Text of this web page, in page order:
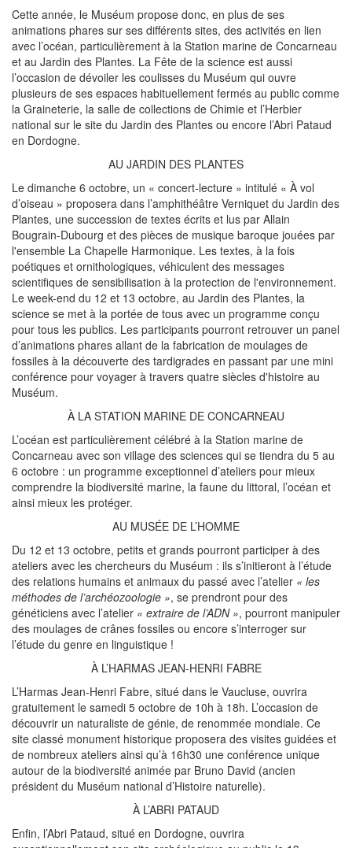
Cette année, le Muséum propose donc, en plus de ses
animations phares sur ses différents sites, des activités en lien
avec l’océan, particulièrement à la Station marine de Concarneau
et au Jardin des Plantes. La Fête de la science est aussi
l’occasion de dévoiler les coulisses du Muséum qui ouvre
plusieurs de ses espaces habituellement fermés au public comme
la Graineterie, la salle de collections de Chimie et l’Herbier
national sur le site du Jardin des Plantes ou encore l’Abri Pataud
en Dordogne.
AU JARDIN DES PLANTES
Le dimanche 6 octobre, un « concert-lecture » intitulé « À vol
d’oiseau » proposera dans l’amphithéâtre Verniquet du Jardin des
Plantes, une succession de textes écrits et lus par Allain
Bougrain-Dubourg et des pièces de musique baroque jouées par
l'ensemble La Chapelle Harmonique. Les textes, à la fois
poétiques et ornithologiques, véhiculent des messages
scientifiques de sensibilisation à la protection de l'environnement.
Le week-end du 12 et 13 octobre, au Jardin des Plantes, la
science se met à la portée de tous avec un programme conçu
pour tous les publics. Les participants pourront retrouver un panel
d’animations phares allant de la fabrication de moulages de
fossiles à la découverte des tardigrades en passant par une mini
conférence pour voyager à travers quatre siècles d'histoire au
Muséum.
À LA STATION MARINE DE CONCARNEAU
L’océan est particulièrement célébré à la Station marine de
Concarneau avec son village des sciences qui se tiendra du 5 au
6 octobre : un programme exceptionnel d’ateliers pour mieux
comprendre la biodiversité marine, la faune du littoral, l’océan et
ainsi mieux les protéger.
AU MUSÉE DE L’HOMME
Du 12 et 13 octobre, petits et grands pourront participer à des
ateliers avec les chercheurs du Muséum : ils s’initieront à l’étude
des relations humains et animaux du passé avec l’atelier « les
méthodes de l’archéozoologie », se prendront pour des
généticiens avec l’atelier « extraire de l’ADN », pourront manipuler
des moulages de crânes fossiles ou encore s’interroger sur
l’étude du genre en linguistique !
À L’HARMAS JEAN-HENRI FABRE
L’Harmas Jean-Henri Fabre, situé dans le Vaucluse, ouvrira
gratuitement le samedi 5 octobre de 10h à 18h. L’occasion de
découvrir un naturaliste de génie, de renommée mondiale. Ce
site classé monument historique proposera des visites guidées et
de nombreux ateliers ainsi qu’à 16h30 une conférence unique
autour de la biodiversité animée par Bruno David (ancien
président du Muséum national d’Histoire naturelle).
À L’ABRI PATAUD
Enfin, l’Abri Pataud, situé en Dordogne, ouvrira